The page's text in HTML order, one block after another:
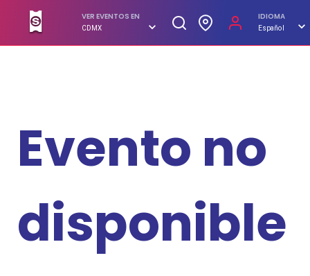
VER EVENTOS EN
CDMX
IDIOMA
Español
Evento no
disponible
SUPERBOLETOS. No hagas filas, compra en línea